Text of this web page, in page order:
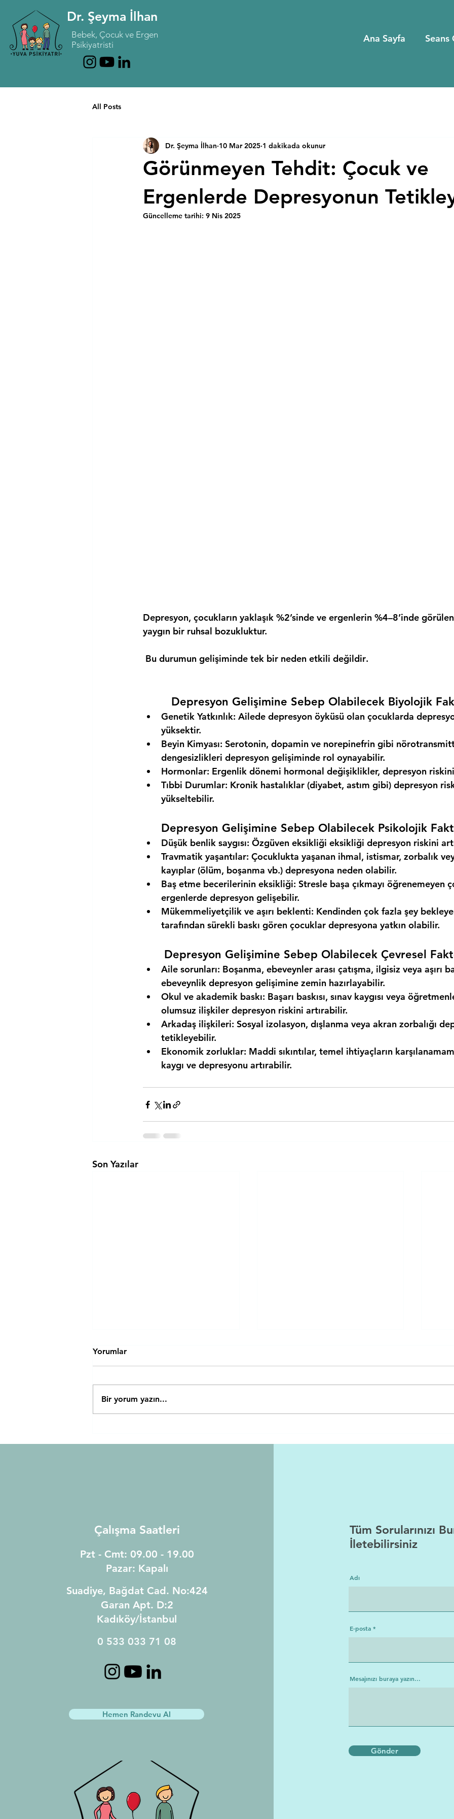
Dr. Şeyma İlhan
Bebek, Çocuk ve Ergen
Psikiyatristi
Ana Sayfa Seans
All Posts
Görünmeyen Tehdit: Çocuk ve
Ergenlerde Depresyonun
Dr. Şeyma İlhan 10 Mar 2025 1 dakikada okunur
Güncelleme tarihi: 9 Nis 2025
Depresyon, çocukların yaklaşık %2’sinde ve ergenlerin %4–8’inde
yaygın bir ruhsal bozukluktur.
Bu durumun gelişiminde tek bir neden etkili değildir.
Depresyon Gelişimine Sebep Olabilecek Biyolojik
Genetik Yatkınlık: Ailede depresyon öyküsü olan çocuklarda
yüksektir.
Beyin Kimyası: Serotonin, dopamin ve norepinefrin gibi
dengesizlikleri depresyon gelişiminde rol oynayabilir.
Hormonlar: Ergenlik dönemi hormonal değişiklikler, depresyon
Tıbbi Durumlar: Kronik hastalıklar (diyabet, astım gibi) depresyon
yükseltebilir.
Depresyon Gelişimine Sebep Olabilecek Psikolojik
Düşük benlik saygısı: Özgüven eksikliği eksikliği depresyon riskini
Travmatik yaşantılar: Çocuklukta yaşanan ihmal, istismar, zorbalık
kayıplar (ölüm, boşanma vb.) depresyona neden olabilir.
Baş etme becerilerinin eksikliği: Stresle başa çıkmayı öğrenemeyen
ergenlerde depresyon gelişebilir.
Mükemmeliyetçilik ve aşırı beklenti: Kendinden çok fazla şey
tarafından sürekli baskı gören çocuklar depresyona yatkın olabilir.
Depresyon Gelişimine Sebep Olabilecek Çevresel
Aile sorunları: Boşanma, ebeveynler arası çatışma, ilgisiz veya aşırı
ebeveynlik depresyon gelişimine zemin hazırlayabilir.
Okul ve akademik baskı: Başarı baskısı, sınav kaygısı veya
olumsuz ilişkiler depresyon riskini artırabilir.
Arkadaş ilişkileri: Sosyal izolasyon, dışlanma veya akran zorbalığı
tetikleyebilir.
Ekonomik zorluklar: Maddi sıkıntılar, temel ihtiyaçların
kaygı ve depresyonu artırabilir.
Son Yazılar
Neden Bu Kadar Önemli?
Neden Gerekli? Sağlıklı
Yorumlar
Bir yorum yazın...
Çalışma Saatleri
Pzt - Cmt: 09.00 - 19.00
Pazar: Kapalı
Suadiye, Bağdat Cad. No:424
Garan Apt. D:2
Kadıköy/İstanbul
0 533 033 71 08
Hemen Randevu Al
Tüm Sorularınızı
İletebilirsiniz
Adı
E-posta
Mesajınızı buraya yazın...
Gönder